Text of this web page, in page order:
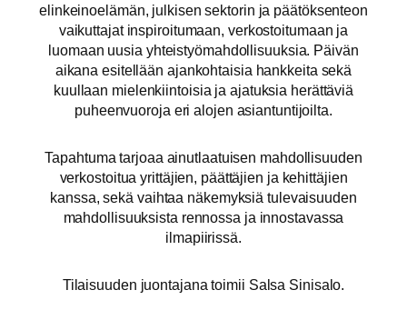
elinkeinoelämän, julkisen sektorin ja päätöksenteon
vaikuttajat inspiroitumaan, verkostoitumaan ja
luomaan uusia yhteistyömahdollisuuksia. Päivän
aikana esitellään ajankohtaisia hankkeita sekä
kuullaan mielenkiintoisia ja ajatuksia herättäviä
puheenvuoroja eri alojen asiantuntijoilta.
Tapahtuma tarjoaa ainutlaatuisen mahdollisuuden
verkostoitua yrittäjien, päättäjien ja kehittäjien
kanssa, sekä vaihtaa näkemyksiä tulevaisuuden
mahdollisuuksista rennossa ja innostavassa
ilmapiirissä.
Tilaisuuden juontajana toimii Salsa Sinisalo.